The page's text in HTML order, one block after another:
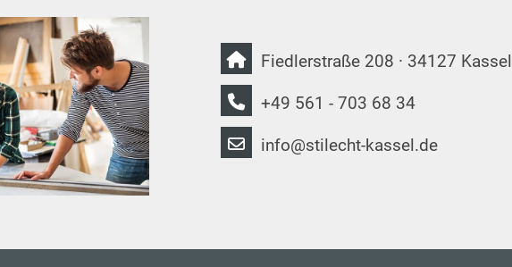
Fiedlerstraße 208 · 34127 Kassel
+49 561 - 703 68 34
info@stilecht-kassel.de